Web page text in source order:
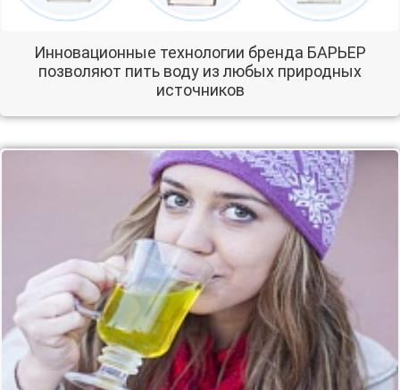
Инновационные технологии бренда БАРЬЕР
позволяют пить воду из любых природных
источников